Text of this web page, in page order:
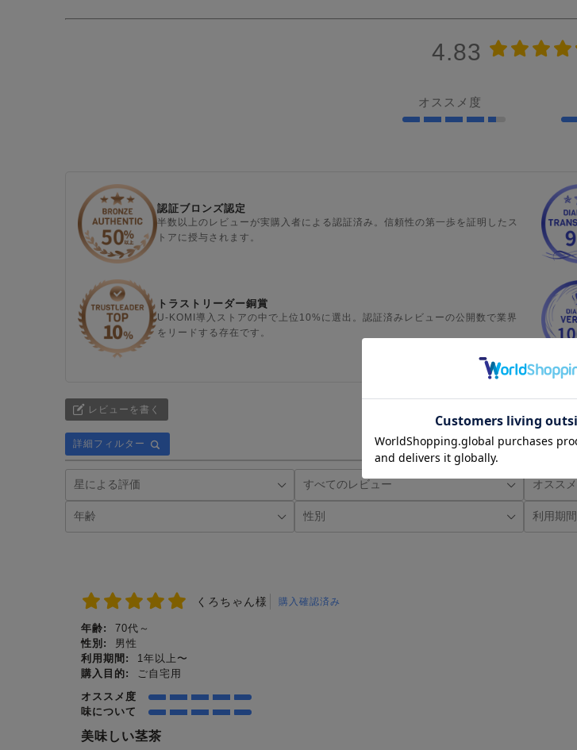
4.83
オススメ度
認証ブロンズ認定
半数以上のレビューが実購入者による認証済み。信頼性の第一歩を証明したス
トアに授与されます。
トラストリーダー銅賞
U-KOMI導入ストアの中で上位10%に選出。認証済みレビューの公開数で業界
をリードする存在です。
レビューを書く
詳細フィルター
くろちゃん様 購入確認済み
年齢:
70代～
性別:
男性
利用期間:
1年以上〜
購入目的:
ご自宅用
オススメ度
味について
美味しい茎茶